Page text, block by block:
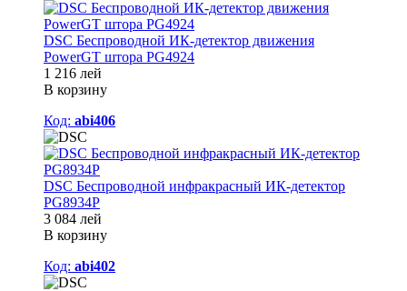
DSC Беспроводной ИК-детектор движения
PowerGT штора PG4924
1 216 лей
В корзину
Код: abi406
DSC Беспроводной инфракрасный ИК-детектор
PG8934P
3 084 лей
В корзину
Код: abi402